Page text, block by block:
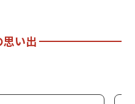
い出